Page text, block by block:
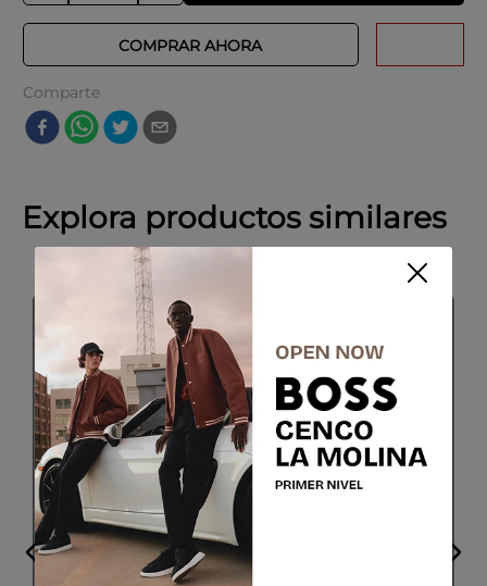
COMPRAR AHORA
Comparte
Explora productos similares
ADOLFO DOMINGUEZ
Chaleco Casual
Hombre Negro